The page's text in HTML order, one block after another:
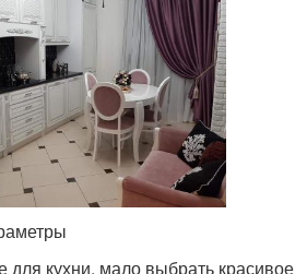
для кухни, мало выбрать красивое